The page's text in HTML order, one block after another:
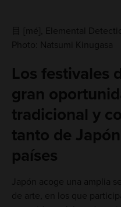
目 [mé], Elemental
Photo: Natsumi Kinugasa
Los festivales
gran
tradicional y
tanto de
países
Japón acoge una amplia
de arte, en los que